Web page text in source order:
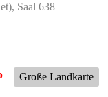
Saal 638
Große Landkarte